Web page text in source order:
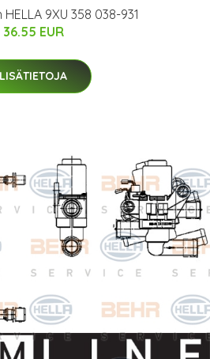
9XU 358 038-931
36.55 EUR
LISÄTIETOJA